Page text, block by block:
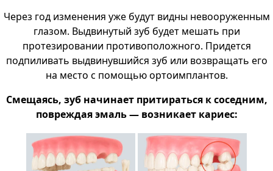
Через год изменения уже будут видны невооруженным
глазом. Выдвинутый зуб будет мешать при
протезировании противоположного. Придется
подпиливать выдвинувшийся зуб или возвращать его
на место с помощью ортоимплантов.
Смещаясь, зуб начинает притираться к соседним,
повреждая эмаль — возникает кариес: